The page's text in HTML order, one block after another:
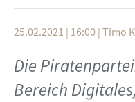
25.02.2021 | 16:00 | Timo
Die
Bereich